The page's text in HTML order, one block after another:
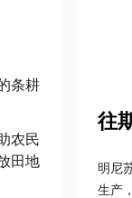
条耕
农民
田地
往
明尼
生产